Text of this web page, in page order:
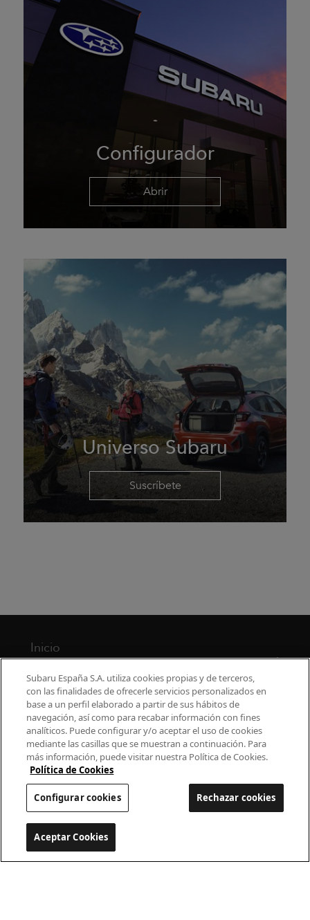
Configurador
Abrir
Universo Subaru
Suscríbete
Inicio
Modelos
¿Por qué Subaru?
Finance
Propietarios
Contacto
Universo Subaru
900 440 044
Subaru España S.A. utiliza cookies propias y de terceros,
con las finalidades de ofrecerle servicios personalizados en
base a un perfil elaborado a partir de sus hábitos de
navegación, así como para recabar información con fines
analíticos. Puede configurar y/o aceptar el uso de cookies
mediante las casillas que se muestran a continuación. Para
más información, puede visitar nuestra Política de Cookies.
Política de Cookies
Configurar cookies Rechazar cookies
Aceptar Cookies